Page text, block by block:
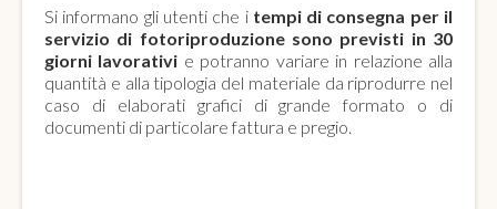
Si informano gli utenti che itempi di consegna per il
servizio di fotoriproduzione sono previsti in 30
giorni lavorativi e potranno variare in relazione alla
quantità e alla tipologia del materiale da riprodurre nel
caso di elaborati grafici di grande formato o di
documenti di particolare fattura e pregio.